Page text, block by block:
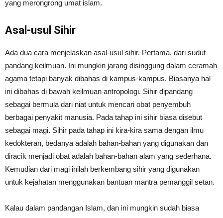
yang merongrong umat islam.
Asal-usul Sihir
Ada dua cara menjelaskan asal-usul sihir. Pertama, dari sudut
pandang keilmuan. Ini mungkin jarang disinggung dalam ceramah
agama tetapi banyak dibahas di kampus-kampus. Biasanya hal
ini dibahas di bawah keilmuan antropologi. Sihir dipandang
sebagai bermula dari niat untuk mencari obat penyembuh
berbagai penyakit manusia. Pada tahap ini sihir biasa disebut
sebagai magi. Sihir pada tahap ini kira-kira sama dengan ilmu
kedokteran, bedanya adalah bahan-bahan yang digunakan dan
diracik menjadi obat adalah bahan-bahan alam yang sederhana.
Kemudian dari magi inilah berkembang sihir yang digunakan
untuk kejahatan menggunakan bantuan mantra pemanggil setan.
Kalau dalam pandangan Islam, dan ini mungkin sudah biasa